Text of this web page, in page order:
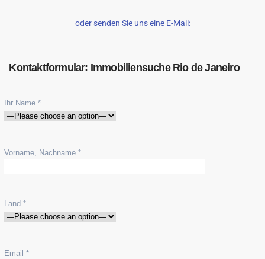
oder senden Sie uns eine E-Mail:
Kontaktformular: Immobiliensuche Rio de Janeiro
Ihr Name *
Vorname, Nachname *
Land *
Email *